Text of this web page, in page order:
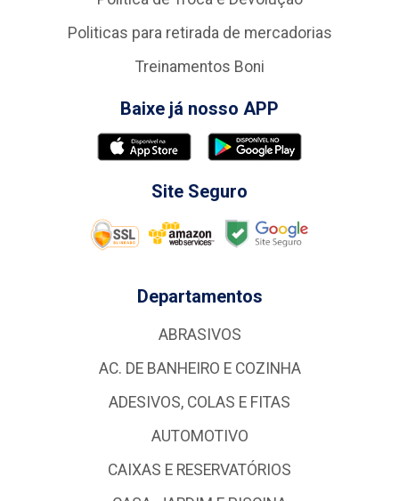
Politicas para retirada de mercadorias
Treinamentos Boni
Baixe já nosso APP
Site Seguro
Departamentos
ABRASIVOS
AC. DE BANHEIRO E COZINHA
ADESIVOS, COLAS E FITAS
AUTOMOTIVO
CAIXAS E RESERVATÓRIOS